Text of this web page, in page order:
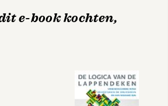
wij nog’. Zijn laatste boek ‘De logica
Zie voor meer informatie zijn website:
e-book kochten,